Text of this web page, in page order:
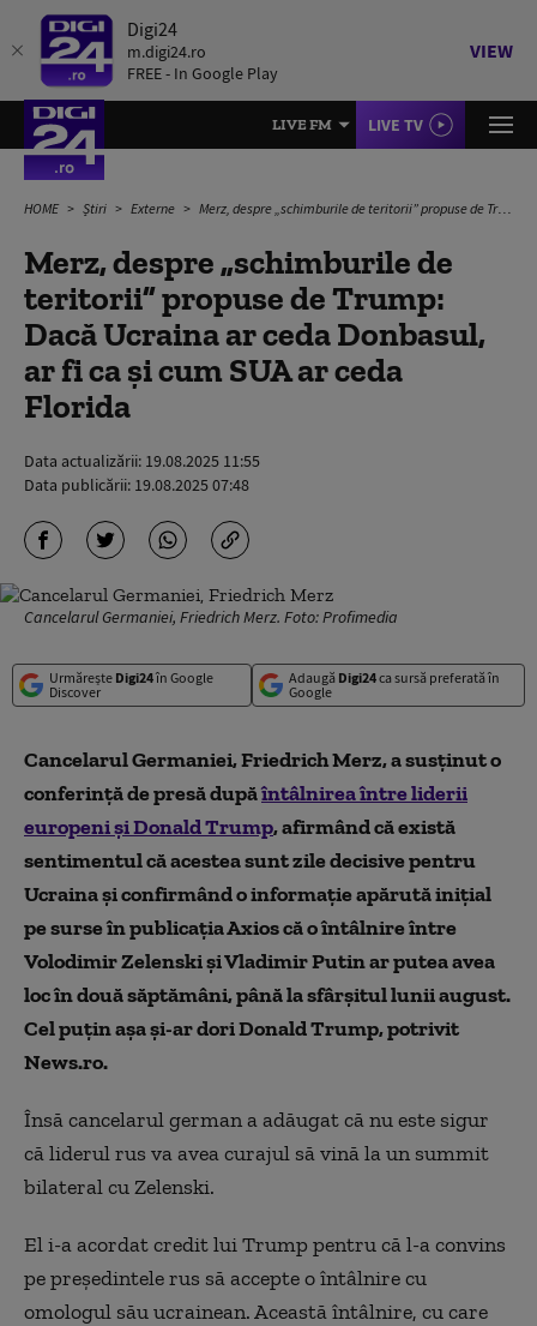
Digi24
m.digi24.ro
FREE - In Google Play
VIEW
LIVE FM LIVE TV
HOME Știri Externe Merz, despre „schimburile de teritorii” propuse de Trump: Dacă Ucraina ar ceda Donbasul, ar fi ca şi cum SUA ar ceda Florida
Merz, despre „schimburile de
teritorii” propuse de Trump:
Dacă Ucraina ar ceda Donbasul,
ar fi ca şi cum SUA ar ceda
Florida
Data actualizării: 19.08.2025 11:55
Data publicării: 19.08.2025 07:48
Cancelarul Germaniei, Friedrich Merz. Foto: Profimedia
Urmărește Digi24în Google
Discover
Adaugă Digi24ca sursă preferată în
Google
Cancelarul Germaniei, Friedrich Merz, a susţinut o
conferinţă de presă dupăîntâlnirea între liderii
europeni şi Donald Trump, afirmând că există
sentimentul că acestea sunt zile decisive pentru
Ucraina şi confirmând o informaţie apărută iniţial
pe surse în publicaţia Axios că o întâlnire între
Volodimir Zelenski şi Vladimir Putin ar putea avea
loc în două săptămâni, până la sfârşitul lunii august.
Cel puţin aşa şi-ar dori Donald Trump, potrivit
News.ro.
Însă cancelarul german a adăugat că nu este sigur
că liderul rus va avea curajul să vină la un summit
bilateral cu Zelenski.
El i-a acordat credit lui Trump pentru că l-a convins
pe preşedintele rus să accepte o întâlnire cu
omologul său ucrainean. Această întâlnire, cu care